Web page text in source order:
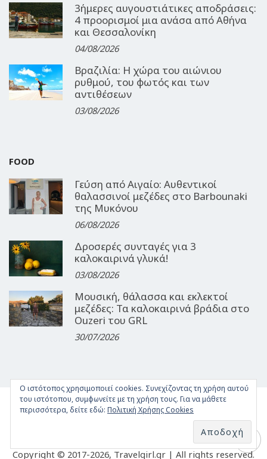
3ήμερες αυγουστιάτικες αποδράσεις:
4 προορισμοί μια ανάσα από Αθήνα
και Θεσσαλονίκη
04/08/2026
Βραζιλία: Η χώρα του αιώνιου
ρυθμού, του φωτός και των
αντιθέσεων
03/08/2026
FOOD
Γεύση από Αιγαίο: Αυθεντικοί
θαλασσινοί μεζέδες στο Barbounaki
της Μυκόνου
06/08/2026
Δροσερές συνταγές για 3
καλοκαιρινά γλυκά!
03/08/2026
Μουσική, θάλασσα και εκλεκτοί
μεζέδες: Τα καλοκαιρινά βράδια στο
Ouzeri του GRL
30/07/2026
ΤΑΥΤΌΤΗΤΑ ΌΡΟΙ ΧΡΉΣΗΣ
ΕΠΙΚΟΙΝΩΝΊΑ
Copyright © 2017-2026, Travelgirl.gr | All rights reserved.
Ο ιστότοπος χρησιμοποιεί cookies. Συνεχίζοντας τη χρήση αυτού
του ιστότοπου, συμφωνείτε με τη χρήση τους. Για να μάθετε
περισσότερα, δείτε εδώ: Πολιτική Χρήσης Cookies